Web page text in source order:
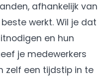
afhankelijk van
werkt. Wil je dat
en hun
je medewerkers
zelf een tijdstip in te